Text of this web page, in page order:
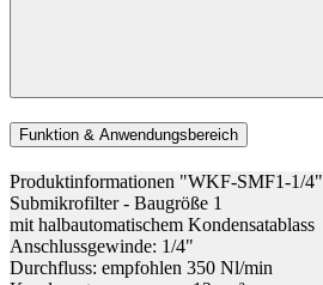
Funktion & Anwendungsbereich
Produktinformationen "WKF-SMF1-1/4"
Submikrofilter - Baugröße 1
mit halbautomatischem Kondensatablass
Anschlussgewinde: 1/4"
Durchfluss: empfohlen 350 Nl/min